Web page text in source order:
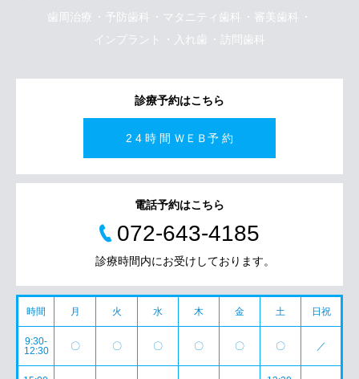
歯周治療
予防歯科 マタニティ歯科
審美歯科
インプラント
入れ歯 訪問歯科
診療予約はこちら
2 4 時 間 ＷＥＢ予 約
電話予約はこちら
072-643-4185
診療時間内にお受けしております。
時間 月 火 水 木 金 土 日祝
9:30-
12:30
〇 〇 〇 〇 〇 〇 ／